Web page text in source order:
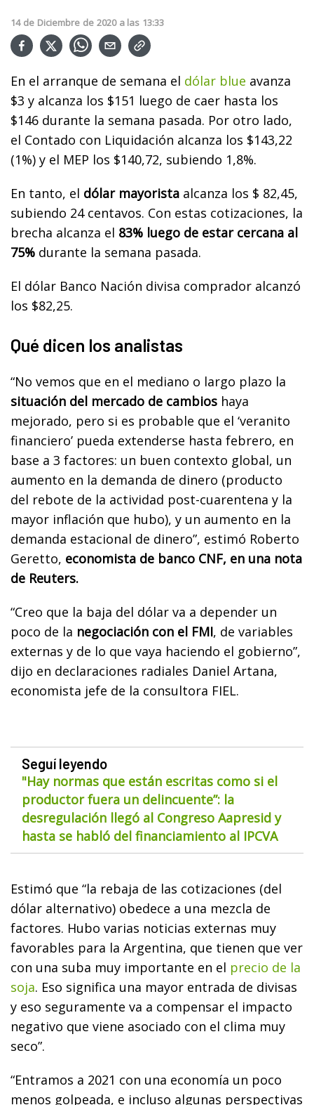
14 de Diciembre de 2020 a las 13:33
En el arranque de semana el dólar blue avanza
$3 y alcanza los $151 luego de caer hasta los
$146 durante la semana pasada. Por otro lado,
el Contado con Liquidación alcanza los $143,22
(1%) y el MEP los $140,72, subiendo 1,8%.
En tanto, el dólar mayorista alcanza los $ 82,45,
subiendo 24 centavos. Con estas cotizaciones, la
brecha alcanza el 83% luego de estar cercana al
75% durante la semana pasada.
El dólar Banco Nación divisa comprador alcanzó
los $82,25.
Qué dicen los analistas
“No vemos que en el mediano o largo plazo la
situación del mercado de cambios haya
mejorado, pero si es probable que el ‘veranito
financiero’ pueda extenderse hasta febrero, en
base a 3 factores: un buen contexto global, un
aumento en la demanda de dinero (producto
del rebote de la actividad post-cuarentena y la
mayor inflación que hubo), y un aumento en la
demanda estacional de dinero”, estimó Roberto
Geretto, economista de banco CNF, en una nota
de Reuters.
“Creo que la baja del dólar va a depender un
poco de la negociación con el FMI, de variables
externas y de lo que vaya haciendo el gobierno”,
dijo en declaraciones radiales Daniel Artana,
economista jefe de la consultora FIEL.
Seguí leyendo
"Hay normas que están escritas como si el
productor fuera un delincuente”: la
desregulación llegó al Congreso Aapresid y
hasta se habló del financiamiento al IPCVA
Estimó que “la rebaja de las cotizaciones (del
dólar alternativo) obedece a una mezcla de
factores. Hubo varias noticias externas muy
favorables para la Argentina, que tienen que ver
con una suba muy importante en el precio de la
soja. Eso significa una mayor entrada de divisas
y eso seguramente va a compensar el impacto
negativo que viene asociado con el clima muy
seco”.
“Entramos a 2021 con una economía un poco
menos golpeada, e incluso algunas perspectivas